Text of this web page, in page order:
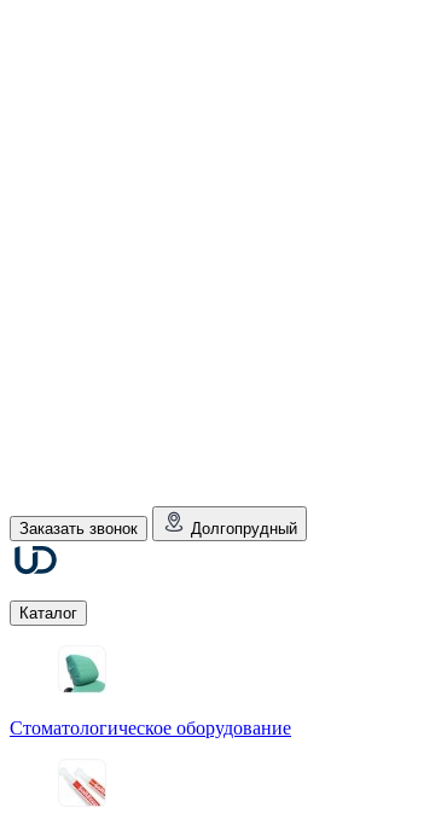
Заказать звонок Долгопрудный
Каталог
Стоматологическое оборудование